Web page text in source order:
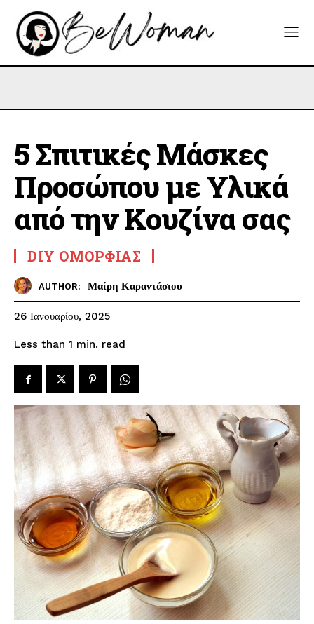
5 Σπιτικές Μάσκες
Προσώπου με Υλικά
από την Κουζίνα σας
DIY ΟΜΟΡΦΙΆΣ
AUTHOR: Μαίρη Καραντάσιου
26 Ιανουαρίου, 2025
Less than 1 min. read